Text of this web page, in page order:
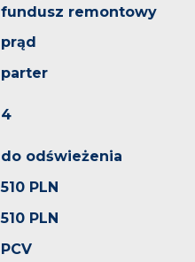
fundusz remontowy
prąd
parter
4
do odświeżenia
510 PLN
510 PLN
PCV